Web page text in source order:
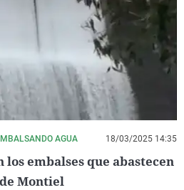
AGUA 18/03/2025 14:35
embalses que abastecen
Montiel